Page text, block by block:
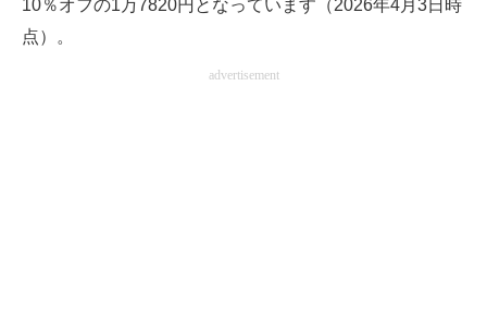
10％オフの1万7820円となっています（2026年4月3日時
点）。
advertisement